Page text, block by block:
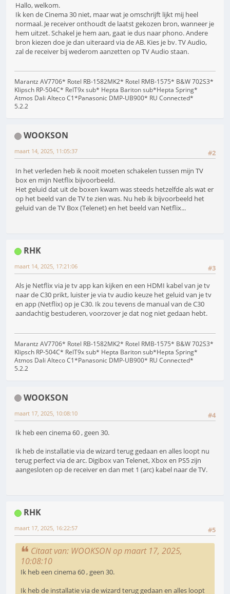
Hallo, welkom.
Ik ken de Cinema 30 niet, maar wat je omschrijft lijkt mij heel
normaal. Je receiver onthoudt de laatst gekozen bron, wanneer je
hem uitzet. Schakel je hem aan, gaat ie dus naar phono. Andere
bron kiezen doe je dan uiteraard via de AB. Kies je bv. TV Audio,
zal de receiver bij wederom aanzetten op TV Audio staan.
Marantz AV7706* Rotel RB-1582MK2* Rotel RMB-1575* B&W 702S3*
Klipsch RP-504C* RelT9x sub* Hepta Bariton sub*Hepta Spring*
Atmos Dali Alteco C1*Panasonic DMP-UB900* RU Connected*
5.2.2
WOOKSON
#2
maart 14, 2025, 11:05:37
In het verleden heb ik nooit moeten schakelen tussen mijn TV
box en mijn Netflix bijvoorbeeld.
Het geluid dat uit de boxen kwam was steeds hetzelfde als wat er
op het beeld van de TV te zien was. Nu heb ik bijvoorbeeld het
geluid van de TV Box (Telenet) en het beeld van Netflix...
RHK
#3
maart 14, 2025, 17:21:06
Als je Netflix via je tv app kan kijken en een HDMI kabel van je tv
naar de C30 prikt, luister je via tv audio keuze het geluid van je tv
en app (Netflix) op je C30. Ik zou tevens de manual van de C30
aandachtig bestuderen, voorzover je dat nog niet gedaan hebt.
Marantz AV7706* Rotel RB-1582MK2* Rotel RMB-1575* B&W 702S3*
Klipsch RP-504C* RelT9x sub* Hepta Bariton sub*Hepta Spring*
Atmos Dali Alteco C1*Panasonic DMP-UB900* RU Connected*
5.2.2
WOOKSON
#4
maart 17, 2025, 10:08:10
Ik heb een cinema 60 , geen 30.
Ik heb de installatie via de wizard terug gedaan en alles loopt nu
terug perfect via de arc. Digibox van Telenet, Xbox en PS5 zijn
aangesloten op de receiver en dan met 1 (arc) kabel naar de TV.
RHK
#5
maart 17, 2025, 16:22:57
Citaat van: WOOKSON op maart 17, 2025,
10:08:10
Ik heb een cinema 60 , geen 30.
Ik heb de installatie via de wizard terug gedaan en alles loopt